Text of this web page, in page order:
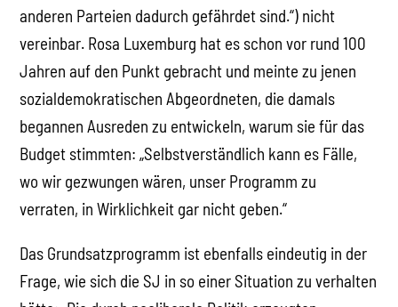
anderen Parteien dadurch gefährdet sind.“) nicht
vereinbar. Rosa Luxemburg hat es schon vor rund 100
Jahren auf den Punkt gebracht und meinte zu jenen
sozialdemokratischen Abgeordneten, die damals
begannen Ausreden zu entwickeln, warum sie für das
Budget stimmten: „Selbstverständlich kann es Fälle,
wo wir gezwungen wären, unser Programm zu
verraten, in Wirklichkeit gar nicht geben.“
Das Grundsatzprogramm ist ebenfalls eindeutig in der
Frage, wie sich die SJ in so einer Situation zu verhalten